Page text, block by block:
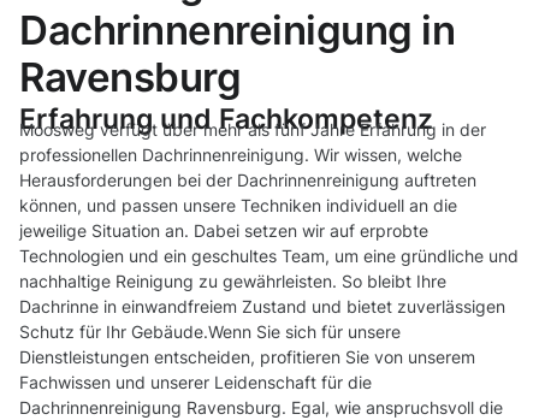
Dachrinnenreinigung in
Ravensburg
Erfahrung und Fachkompetenz
Moosweg verfügt über mehr als fünf Jahre Erfahrung in der
professionellen Dachrinnenreinigung. Wir wissen, welche
Herausforderungen bei der Dachrinnenreinigung auftreten
können, und passen unsere Techniken individuell an die
jeweilige Situation an. Dabei setzen wir auf erprobte
Technologien und ein geschultes Team, um eine gründliche und
nachhaltige Reinigung zu gewährleisten. So bleibt Ihre
Dachrinne in einwandfreiem Zustand und bietet zuverlässigen
Schutz für Ihr Gebäude.Wenn Sie sich für unsere
Dienstleistungen entscheiden, profitieren Sie von unserem
Fachwissen und unserer Leidenschaft für die
Dachrinnenreinigung Ravensburg. Egal, wie anspruchsvoll die